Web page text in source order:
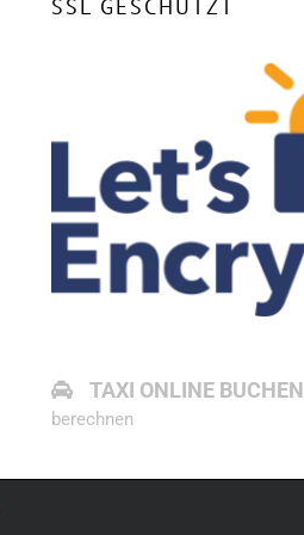
SSL GESCHÜTZT
TAXI ONLINE BUCHEN
berechnen